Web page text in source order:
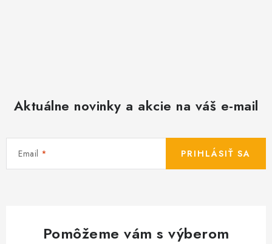
Aktuálne novinky a akcie na váš e-mail
Email PRIHLÁSIŤ SA
Pomôžeme vám s výberom